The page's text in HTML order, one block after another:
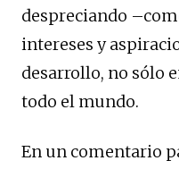
despreciando
intereses y
desarrollo, no sólo
todo el mundo.
En un comentario